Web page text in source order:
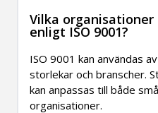
Vilka
enligt ISO 9001?
ISO 9001 kan användas
storlekar och branscher.
kan anpassas till både
organisationer.